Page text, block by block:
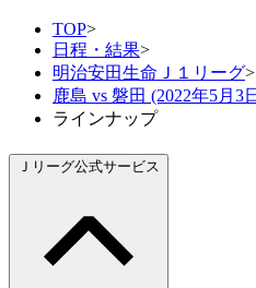
TOP>
日程・結果>
明治安田生命Ｊ１リーグ>
鹿島 vs 磐田 (2022年5月3
ラインナップ
Ｊリーグ公式サービス